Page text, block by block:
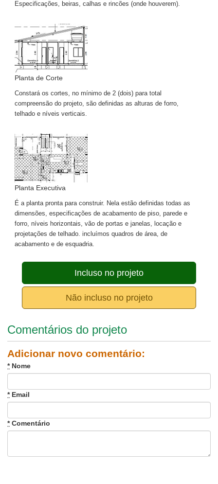
Especificações, beiras, calhas e rincões (onde houverem).
Planta de Corte
Constará os cortes, no mínimo de 2 (dois) para total
compreensão do projeto, são definidas as alturas de forro,
telhado e níveis verticais.
Planta Executiva
É a planta pronta para construir. Nela estão definidas todas as
dimensões, especificações de acabamento de piso, parede e
forro, níveis horizontais, vão de portas e janelas, locação e
projetações de telhado. incluímos quadros de área, de
acabamento e de esquadria.
Incluso no projeto
Não incluso no projeto
Comentários do projeto
Adicionar novo comentário:
*Nome
*Email
*Comentário